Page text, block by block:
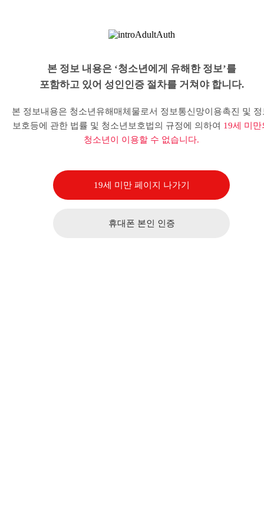
본 정보 내용은 ‘청소년에게 유해한 정보’를
포함하고 있어 성인인증 절차를 거쳐야 합니다.
본 정보내용은 청소년유해매체물로서 정보통신망이용촉진 및 정
보호등에 관한 법률 및 청소년보호법의 규정에 의하여 19세 미만
청소년이 이용할 수 없습니다.
19세 미만 페이지 나가기
휴대폰 본인 인증